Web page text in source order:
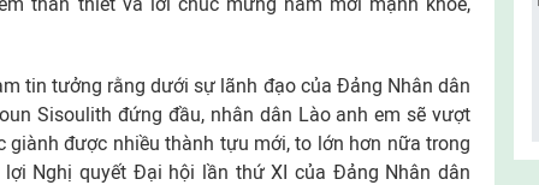
tin tưởng rằng dưới sự lãnh đạo của Ðảng Nhân dân
Sisoulith đứng đầu, nhân dân Lào anh em sẽ vượt
giành được nhiều thành tựu mới, to lớn hơn nữa trong
Nghị quyết Ðại hội lần thứ XI của Ðảng Nhân dân